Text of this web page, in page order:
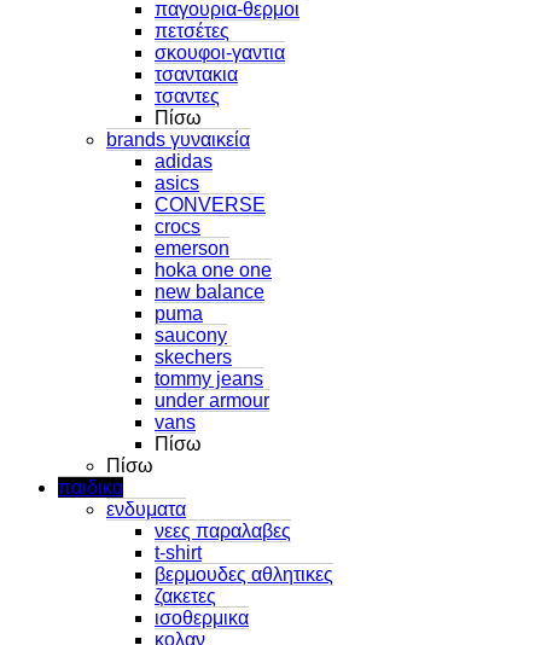
παγουρια-θερμοι
πετσέτες
σκουφοι-γαντια
τσαντακια
τσαντες
Πίσω
brands γυναικεία
adidas
asics
CONVERSE
crocs
emerson
hoka one one
new balance
puma
saucony
skechers
tommy jeans
under armour
vans
Πίσω
Πίσω
παιδικα
ενδυματα
νεες παραλαβες
t-shirt
βερμουδες αθλητικες
ζακετες
ισοθερμικα
κολαν